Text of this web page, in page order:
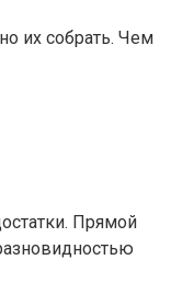
их собрать. Чем
Прямой